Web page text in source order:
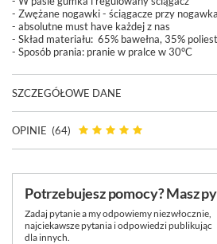
- Zwężane nogawki - ściągacze przy
- absolutne must have każdej z nas
- Skład materiału: 65% bawełna, 35%
- Sposób prania: pranie w pralce w 30°C
SZCZEGÓŁOWE DANE
OPINIE (64)
Potrzebujesz pomocy? Masz
Zadaj pytanie a my odpowiemy niezwłocznie,
najciekawsze pytania i odpowiedzi publikując
dla innych.